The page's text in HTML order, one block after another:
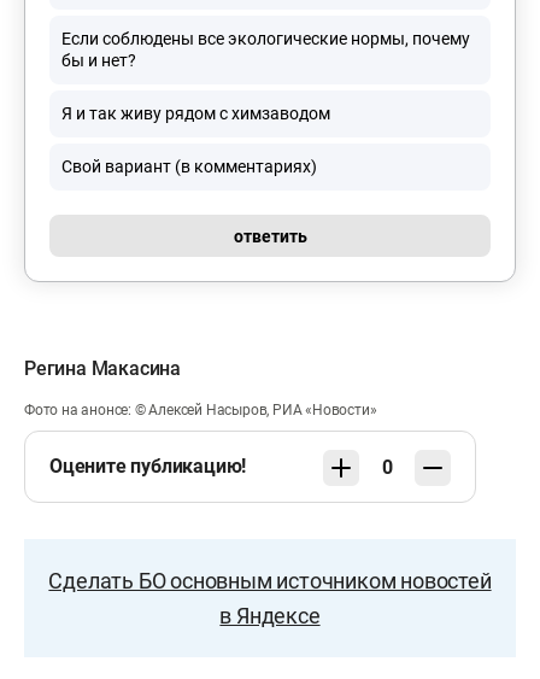
Если соблюдены все экологические нормы, почему
бы и нет?
Я и так живу рядом с химзаводом
Свой вариант (в комментариях)
ответить
Регина Макасина
Фото на анонсе: © Алексей Насыров, РИА «Новости»
Оцените публикацию! 0
Сделать БО основным источником новостей
в Яндексе